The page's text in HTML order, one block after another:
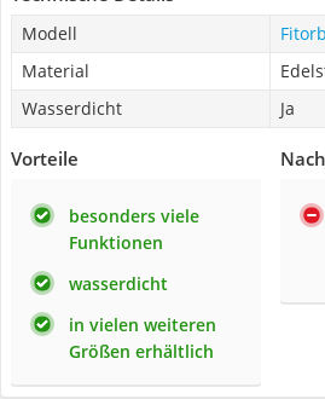
Modell
Material
Wasserdicht
Ja
Vorteile
besonders viele
Funktionen
wasserdicht
in vielen weiteren
Größen erhältlich